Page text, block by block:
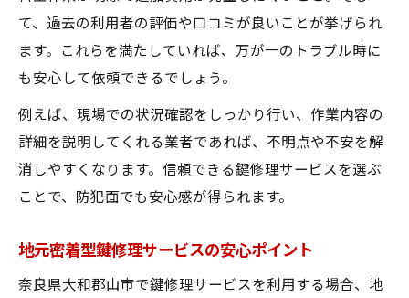
防犯性能を高める鍵修理サービスの選び方
最新の防犯対策に対応した鍵修理サービス
鍵修理サービスで実現する安心な暮らし
防犯診断付き鍵修理サービスのメリット
鍵の経年劣化と防犯面での注意点
鍵が開かない時に頼れる鍵修理サービスの特徴
鍵が開かない時に迅速対応する鍵修理サー
て、過去の利用者の評価や口コミが良いことが挙げられ
ます。これらを満たしていれば、万が一のトラブル時に
も安心して依頼できるでしょう。
例えば、現場での状況確認をしっかり行い、作業内容の
詳細を説明してくれる業者であれば、不明点や不安を解
消しやすくなります。信頼できる鍵修理サービスを選ぶ
ことで、防犯面でも安心感が得られます。
地元密着型鍵修理サービスの安心ポイント
奈良県大和郡山市で鍵修理サービスを利用する場合、地